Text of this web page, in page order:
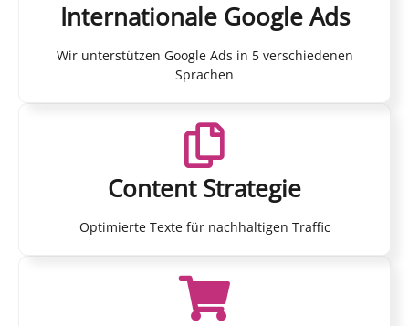
Internationale Google Ads
Wir unterstützen Google Ads in 5 verschiedenen
Sprachen
Content Strategie
Optimierte Texte für nachhaltigen Traffic